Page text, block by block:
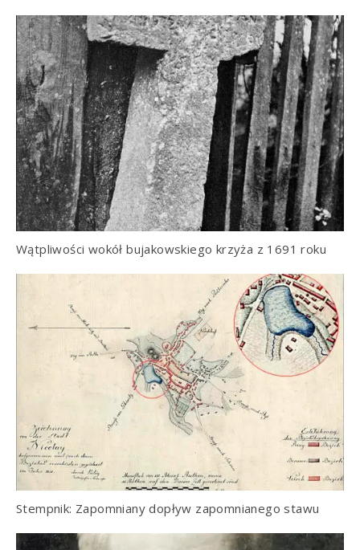
Wątpliwości wokół bujakowskiego krzyża z 1691 roku
Stempnik: Zapomniany dopływ zapomnianego stawu